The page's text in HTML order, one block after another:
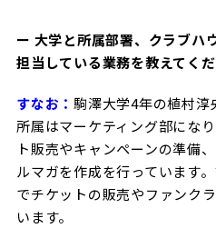
その他
観戦方法を知る
観戦マナー＆ルール
ビジターサポーターの皆様へ
車イスでの観戦
ＦＣ町田ゼルビアをサポート
トレーニングの見学・ファンサ
ボランティア
ＦＣ町田ゼルビアカレンダー
三輪緑山ベースを利用
三輪緑山ベースご利用案内
ゼルビアアシスト募集
ゼルナビ
ゼル塾
パートナートップ
お問い合わせ 利用規約
ー 大学と所属部署、クラブハ
担当している業務を教えてく
すなお： 駒澤大学4年の植村淳
所属はマーケティング部にな
ト販売やキャンペーンの準備
ルマガを作成を行っています
でチケットの販売やファンク
います。